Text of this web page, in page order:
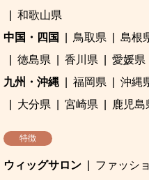
和歌山県
中国・四国
鳥取県 島根
徳島県
香川県 愛媛県
九州・沖縄
福岡県 沖縄
大分県
宮崎県 鹿児島
特徴
ウィッグサロン ファッシ